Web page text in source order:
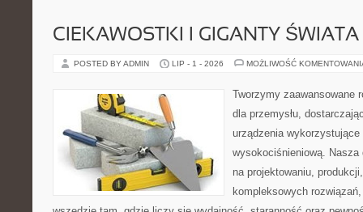
CIEKAWOSTKI I GIGANTY ŚWIATA
POSTED BY ADMIN LIP - 1 - 2026 MOŻLIWOŚĆ
Tworzymy zaawansowane
dla przemysłu,
urządzenia wykorzystujące
wysokociśnieniową. Nasza
na projektowaniu,
kompleksowych